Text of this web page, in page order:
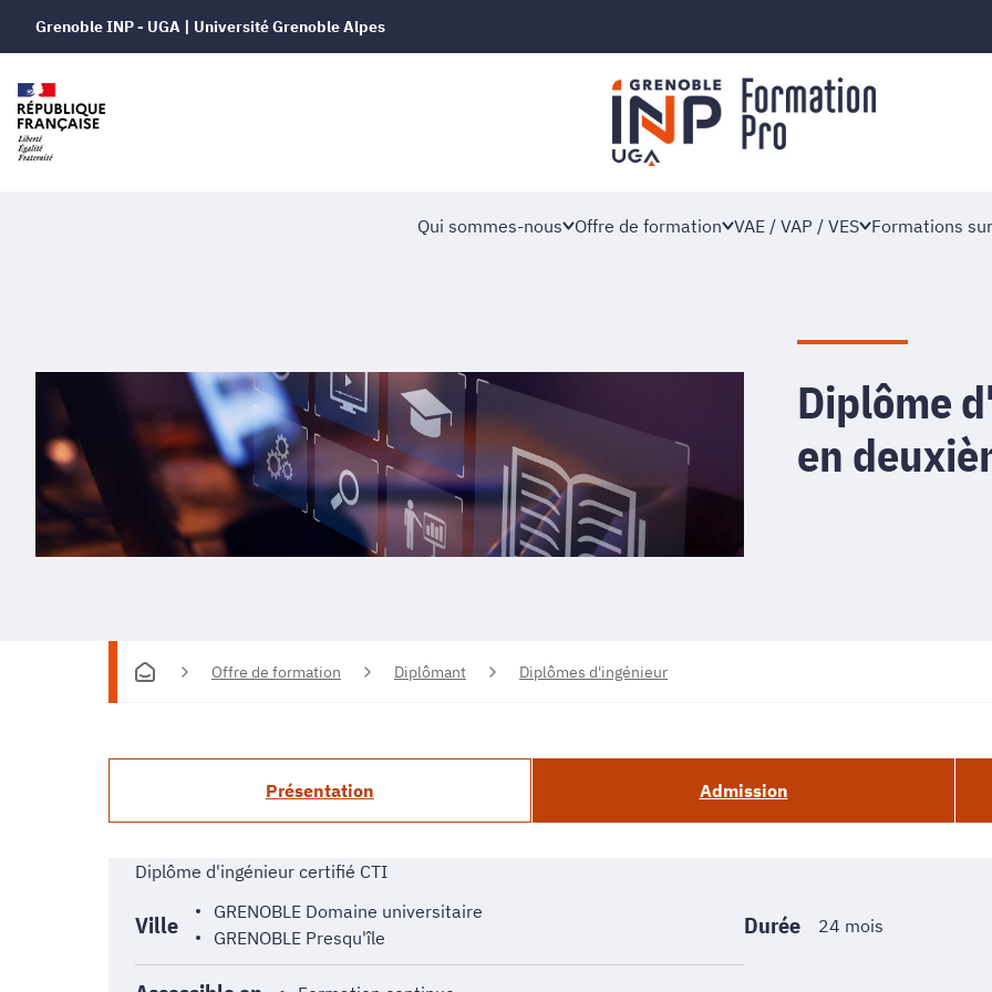
Grenoble INP - UGA | Université Grenoble Alpes
Qui sommes-nous Offre de formation VAE / VAP / VES Formations
Diplôme
en
Offre de formation Diplômant Diplômes d'ingénieur
Présentation Admission
Diplôme d'ingénieur certifié CTI
Ville
GRENOBLE Domaine universitaire
GRENOBLE Presqu'île
Durée 24 mois